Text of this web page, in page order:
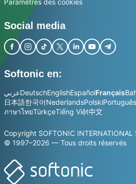
Paramètres des cookies
Social media
Softonic en:
عربيDeutschEnglishEspañolFrançais
日本語한국어NederlandsPolskiPortuguês
ภาษาไทยTürkçeTiếng Việt中文
Copyright SOFTONIC INTERNATIONAL
© 1997–2026 — Tous droits réservés